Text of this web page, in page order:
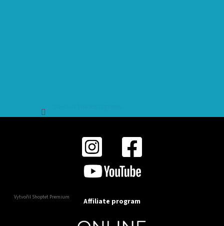
Vytvořil Shoptet Premium Affiliate program